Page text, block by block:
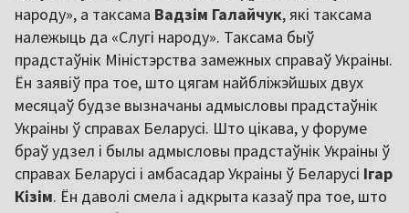
народу», а таксама Вадзім Галайчук, які таксама
належыць да «Слугі народу». Таксама быў
прадстаўнік Міністэрства замежных справаў Украіны.
Ён заявіў пра тое, што цягам найбліжэйшых двух
месяцаў будзе вызначаны адмысловы прадстаўнік
Украіны ў справах Беларусі. Што цікава, у форуме
браў удзел і былы адмысловы прадстаўнік Украіны ў
справах Беларусі і амбасадар Украіны ў Беларусі Ігар
Кізім. Ён даволі смела і адкрыта казаў пра тое, што